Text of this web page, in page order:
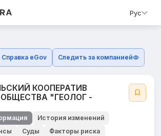
Рус
Справка eGov Следить за компанией
КООПЕРАТИВ
"ГЕОЛОГ -
История изменений
Суды
Факторы риска